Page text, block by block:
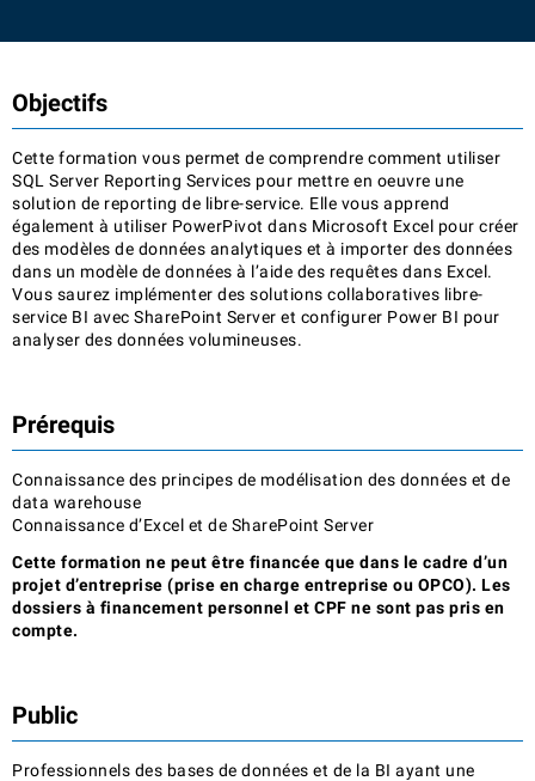
Objectifs
Cette formation vous permet de comprendre comment utiliser
SQL Server Reporting Services pour mettre en oeuvre une
solution de reporting de libre-service. Elle vous apprend
également à utiliser PowerPivot dans Microsoft Excel pour créer
des modèles de données analytiques et à importer des données
dans un modèle de données à l’aide des requêtes dans Excel.
Vous saurez implémenter des solutions collaboratives libre-
service BI avec SharePoint Server et configurer Power BI pour
analyser des données volumineuses.
Prérequis
Connaissance des principes de modélisation des données et de
data warehouse
Connaissance d’Excel et de SharePoint Server
Cette formation ne peut être financée que dans le cadre d’un
projet d’entreprise (prise en charge entreprise ou OPCO). Les
dossiers à financement personnel et CPF ne sont pas pris en
compte.
Public
Professionnels des bases de données et de la BI ayant une